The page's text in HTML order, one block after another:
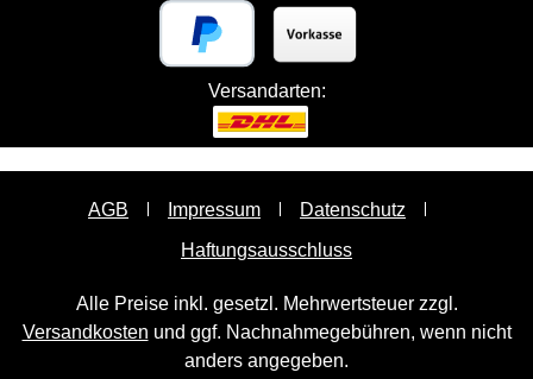
Versandarten:
AGB Impressum
Datenschutz
Haftungsausschluss
Alle Preise inkl. gesetzl. Mehrwertsteuer zzgl.
Versandkosten und ggf. Nachnahmegebühren, wenn nicht
anders angegeben.